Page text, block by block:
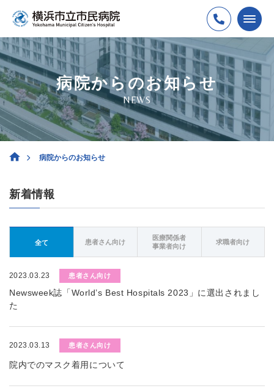
病院からのお知らせ
NEWS
病院からのお知らせ
新着情報
全て 患者さん向け
医療関係者
事業者向け
求職者向け
2023.03.23 患者さん向け
Newsweek誌「World’s Best Hospitals 2023」に選出されまし
た
2023.03.13 患者さん向け
院内でのマスク着用について